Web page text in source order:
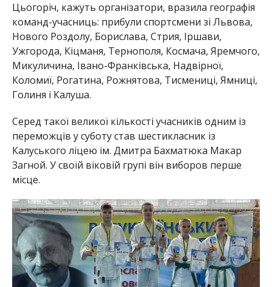
Цьогоріч, кажуть організатори, вразила географія
команд-учасниць: прибули спортсмени зі Львова,
Нового Роздолу, Борислава, Стрия, Іршави,
Ужгорода, Кіцманя, Тернополя, Космача, Яремчого,
Микуличина, Івано-Франківська, Надвірної,
Коломиї, Рогатина, Рожнятова, Тисмениці, Ямниці,
Голиня і Калуша.
Серед такої великої кількості учасників одним із
переможців у суботу став шестикласник із
Калуського ліцею ім. Дмитра Бахматюка Макар
Загной. У своїй віковій групі він виборов перше
місце.